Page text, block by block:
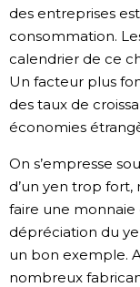
des entreprises
consommation.
calendrier de ce
Un facteur plus
des taux de
économies
On s’empresse
d’un yen trop
faire une monnaie
dépréciation du
un bon exemple.
nombreux